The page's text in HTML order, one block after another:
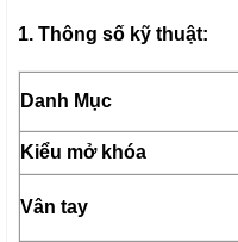
1. Thông số kỹ thuật:
Danh Mục
Kiểu mở khóa
Vân tay